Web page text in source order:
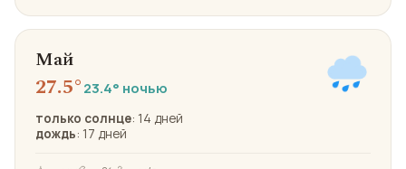
Май
27.5°23.4° ночью
только солнце: 14 дней
дождь: 17 дней